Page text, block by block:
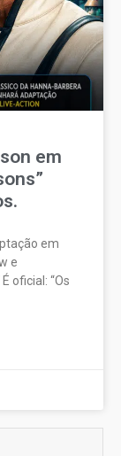
em
em
e
oficial: “Os